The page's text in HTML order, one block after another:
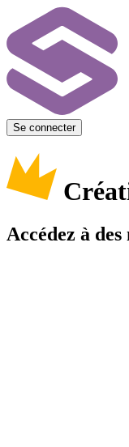
Se connecter
Accédez à